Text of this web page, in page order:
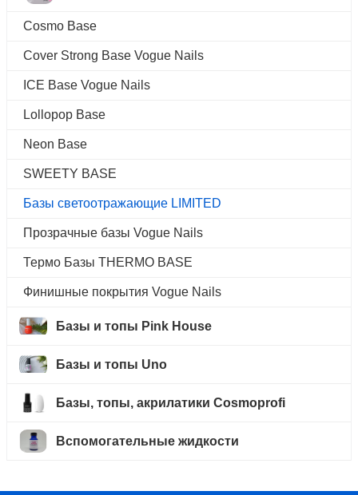
Cosmo Base
Cover Strong Base Vogue Nails
ICE Base Vogue Nails
Lollopop Base
Neon Base
SWEETY BASE
Базы светоотражающие LIMITED
Прозрачные базы Vogue Nails
Термо Базы THERMO BASE
Финишные покрытия Vogue Nails
Базы и топы Pink House
Базы и топы Uno
Базы, топы, акрилатики Cosmoprofi
Вспомогательные жидкости